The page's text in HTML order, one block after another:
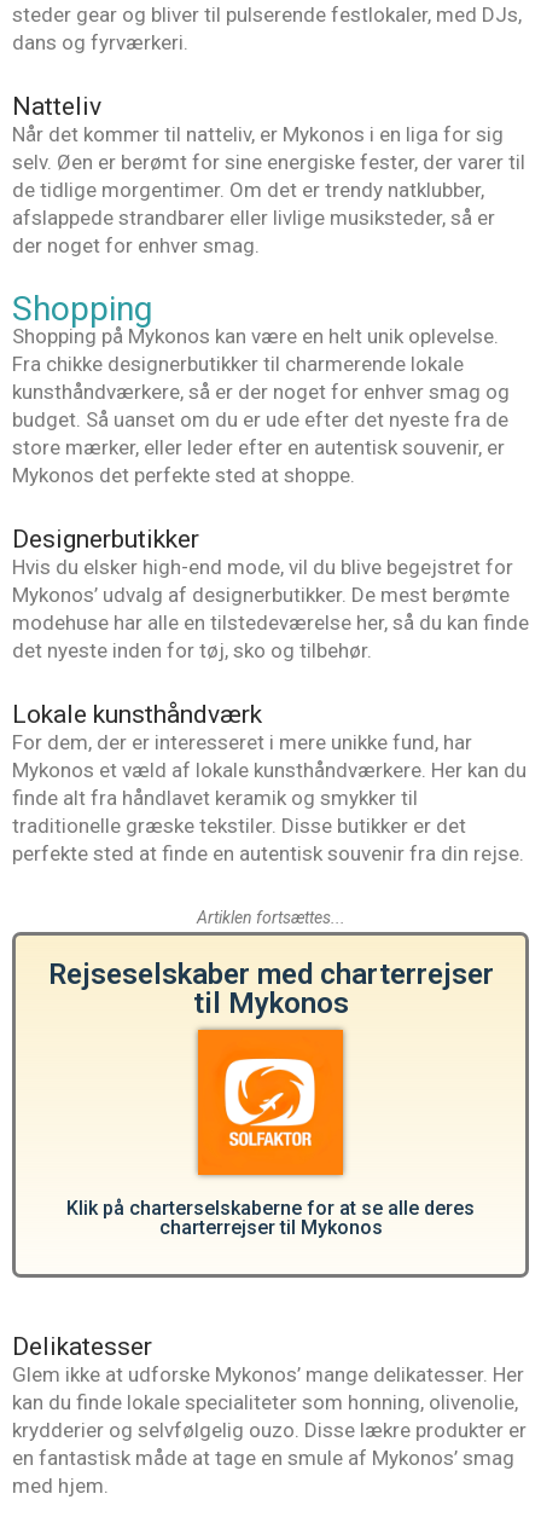
steder gear og bliver til pulserende festlokaler, med DJs,
dans og fyrværkeri.
Natteliv
Når det kommer til natteliv, er Mykonos i en liga for sig
selv. Øen er berømt for sine energiske fester, der varer til
de tidlige morgentimer. Om det er trendy natklubber,
afslappede strandbarer eller livlige musiksteder, så er
der noget for enhver smag.
Shopping
Shopping på Mykonos kan være en helt unik oplevelse.
Fra chikke designerbutikker til charmerende lokale
kunsthåndværkere, så er der noget for enhver smag og
budget. Så uanset om du er ude efter det nyeste fra de
store mærker, eller leder efter en autentisk souvenir, er
Mykonos det perfekte sted at shoppe.
Designerbutikker
Hvis du elsker high-end mode, vil du blive begejstret for
Mykonos’ udvalg af designerbutikker. De mest berømte
modehuse har alle en tilstedeværelse her, så du kan finde
det nyeste inden for tøj, sko og tilbehør.
Lokale kunsthåndværk
For dem, der er interesseret i mere unikke fund, har
Mykonos et væld af lokale kunsthåndværkere. Her kan du
finde alt fra håndlavet keramik og smykker til
traditionelle græske tekstiler. Disse butikker er det
perfekte sted at finde en autentisk souvenir fra din rejse.
Artiklen fortsættes...
Rejseselskaber med charterrejser
til Mykonos
Klik på charterselskaberne for at se alle deres
charterrejser til Mykonos
Delikatesser
Glem ikke at udforske Mykonos’ mange delikatesser. Her
kan du finde lokale specialiteter som honning, olivenolie,
krydderier og selvfølgelig ouzo. Disse lækre produkter er
en fantastisk måde at tage en smule af Mykonos’ smag
med hjem.